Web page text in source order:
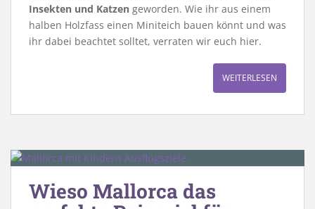
Insekten und Katzen geworden. Wie ihr aus einem
halben Holzfass einen Miniteich bauen könnt und was
ihr dabei beachtet solltet, verraten wir euch hier.
WEITERLESEN
Wieso Mallorca das